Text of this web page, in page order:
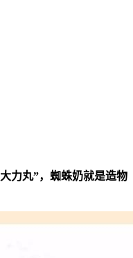
力丸”，蜘蛛奶就是造物